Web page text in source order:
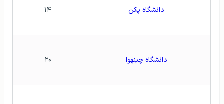
دانشگاه پکن ۱۴
دانشگاه چینهوا ۲۰